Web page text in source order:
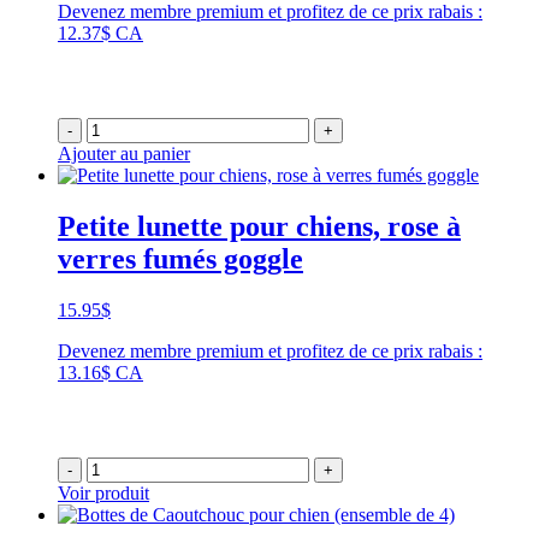
Devenez membre premium et profitez de ce prix rabais :
12.37$ CA
- +
Ajouter au panier
Petite lunette pour chiens, rose à
verres fumés goggle
15.95$
Devenez membre premium et profitez de ce prix rabais :
13.16$ CA
- +
Voir produit